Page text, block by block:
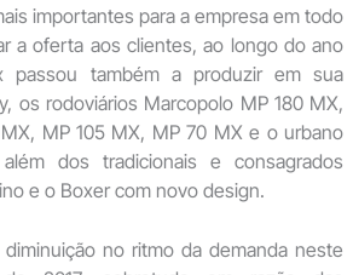
importantes para a empresa em todo
a oferta aos clientes, ao longo do ano
passou também a produzir em sua
os rodoviários Marcopolo MP 180 MX,
MP 105 MX, MP 70 MX e o urbano
dos tradicionais e consagrados
e o Boxer com novo design.
diminuição no ritmo da demanda neste